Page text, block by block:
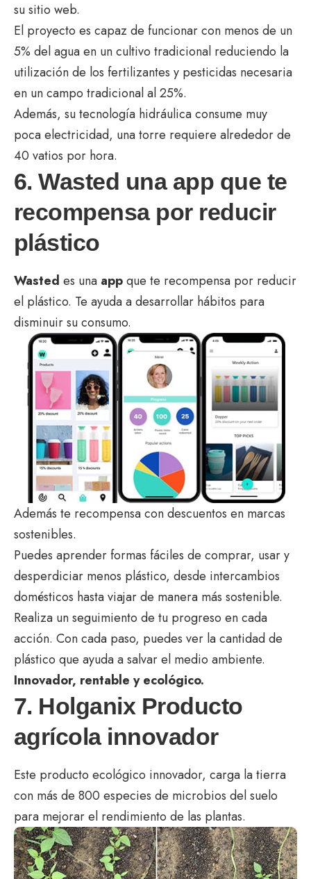
su sitio web.
El proyecto es capaz de funcionar con menos de un
5% del agua en un cultivo tradicional reduciendo la
utilización de los fertilizantes y pesticidas necesaria
en un campo tradicional al 25%.
Además, su tecnología hidráulica consume muy
poca electricidad, una torre requiere alrededor de
40 vatios por hora.
6. Wasted una app que te
recompensa por reducir
plástico
Wasted es una appque te recompensa por reducir
el plástico. Te ayuda a desarrollar hábitos para
disminuir su consumo.
Además te recompensa con descuentos en marcas
sostenibles.
Puedes aprender formas fáciles de comprar, usar y
desperdiciar menos plástico, desde intercambios
domésticos hasta viajar de manera más sostenible.
Realiza un seguimiento de tu progreso en cada
acción. Con cada paso, puedes ver la cantidad de
plástico que ayuda a salvar el medio ambiente.
Innovador, rentable y ecológico.
7. Holganix Producto
agrícola innovador
Este producto ecológico innovador, carga la tierra
con más de 800 especies de microbios del suelo
para mejorar el rendimiento de las plantas.